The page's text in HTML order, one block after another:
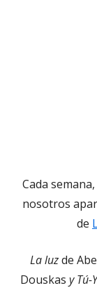
Cada
nosotros
de
La luzde
Douskas y Tú-